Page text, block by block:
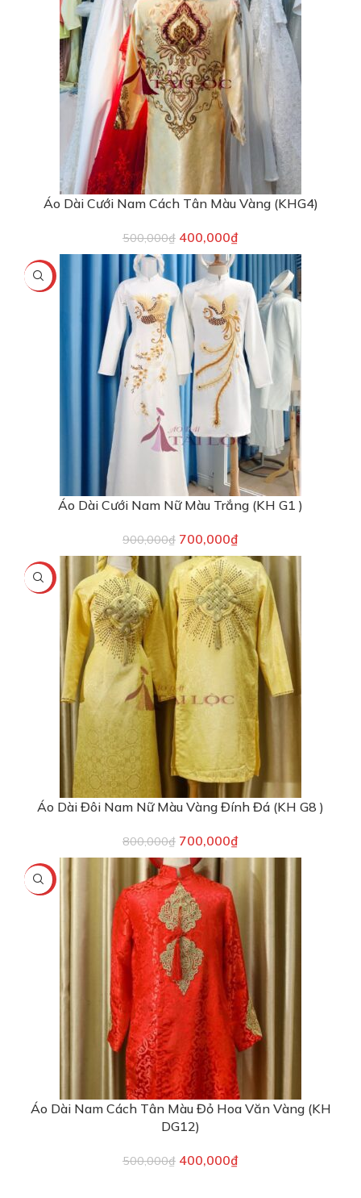
Áo Dài Cưới Nam Cách Tân Màu Vàng (KHG4)
500,000₫ 400,000₫
-22%
Áo Dài Cưới Nam Nữ Màu Trắng (KH G1 )
900,000₫ 700,000₫
-13%
Áo Dài Đôi Nam Nữ Màu Vàng Đính Đá (KH G8 )
800,000₫ 700,000₫
-20%
Áo Dài Nam Cách Tân Màu Đỏ Hoa Văn Vàng (KH
DG12)
500,000₫ 400,000₫